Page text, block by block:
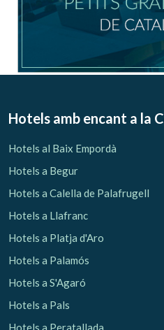
Hotels amb encant a la
Hotels al Baix Empordà
Hotels a Begur
Hotels a Calella de Palafrugell
Hotels a Llafranc
Hotels a Platja d'Aro
Hotels a Palamós
Hotels a S'Agaró
Hotels a Pals
Hotels a Peratallada